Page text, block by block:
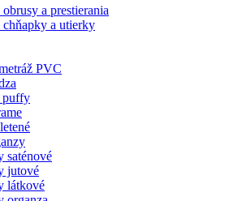
a prestierania
a utierky
PVC
puffy
saténové
jutové
látkové